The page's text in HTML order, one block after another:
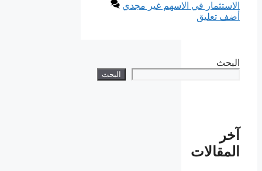
الاستثمار في الاسهم غير مجدي
أضف تعليق
البحث
البحث
آخر
المقالات